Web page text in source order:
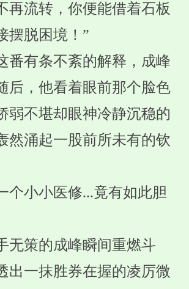
再流转，你便能借着石板
摆脱困境！”
有条不紊的解释，成峰
后，他看着眼前那个脸色
弱不堪却眼神冷静沉稳的
然涌起一股前所未有的钦
小小医修...竟有如此胆
无策的成峰瞬间重燃斗
出一抹胜券在握的凌厉微